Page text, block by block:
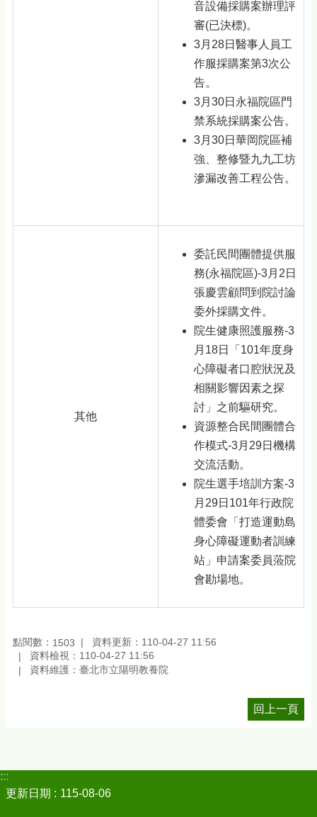
音設備採購案辦理評
審(已決標)。
3月28日醫事人員工
作服採購案第3次公
告。
3月30日永福院區門
禁系統採購案公告。
3月30日華岡院區補
強、整修暨九九工坊
滲漏改善工程公告。
其他
委託民間團體提供服
務(永福院區)-3月2日
張慶雲顧問到院討論
委外採購文件。
院生健康照護服務-3
月18日「101年度身
心障礙者口腔狀況及
相關影響因素之探
討」之前驅研究。
資源整合民間團體合
作模式-3月29日機構
交流活動。
院生選手培訓方案-3
月29日101年行政院
體委會「打造運動島
身心障礙運動者訓練
站」申請案委員蒞院
會勘場地。
點閱數： 1503
資料更新：110-04-27 11:56
資料檢視：110-04-27 11:56
資料維護：臺北市立陽明教養院
回上一頁
:::
更新日期
115-08-06